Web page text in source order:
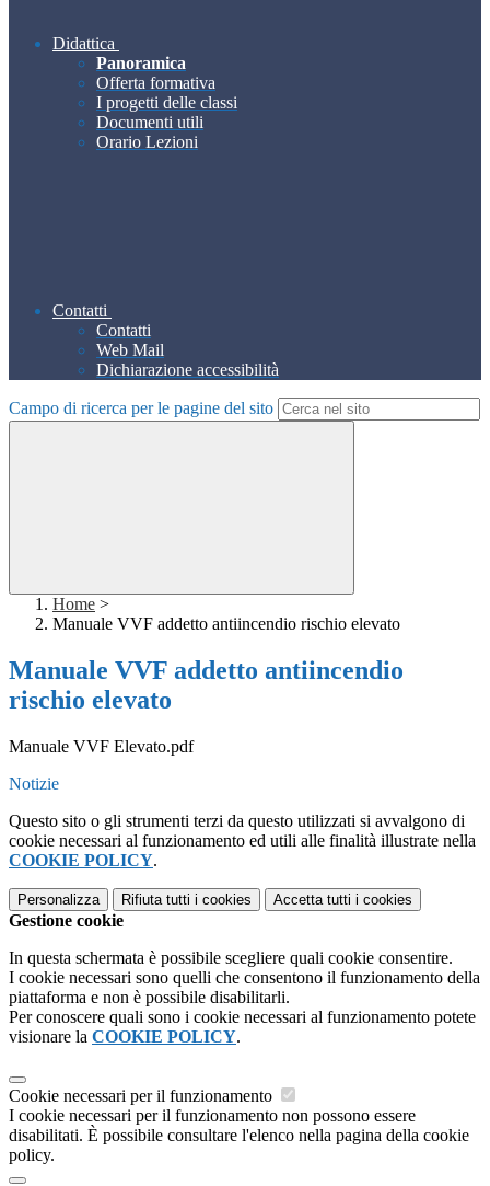
Didattica
Panoramica
Offerta formativa
I progetti delle classi
Documenti utili
Orario Lezioni
Contatti
Contatti
Web Mail
Dichiarazione accessibilità
Campo di ricerca per le pagine del sito
Home >
Manuale VVF addetto antiincendio rischio elevato
Manuale VVF addetto antiincendio
rischio elevato
Manuale VVF Elevato.pdf
Notizie
Questo sito o gli strumenti terzi da questo utilizzati si avvalgono di
cookie necessari al funzionamento ed utili alle finalità illustrate nella
COOKIE POLICY.
Personalizza Rifiuta tutti i cookies Accetta tutti i cookies
Gestione cookie
In questa schermata è possibile scegliere quali cookie consentire.
I cookie necessari sono quelli che consentono il funzionamento della
piattaforma e non è possibile disabilitarli.
Per conoscere quali sono i cookie necessari al funzionamento potete
visionare la COOKIE POLICY.
Cookie necessari per il funzionamento
I cookie necessari per il funzionamento non possono essere
disabilitati. È possibile consultare l'elenco nella pagina della cookie
policy.